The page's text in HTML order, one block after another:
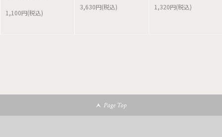
1,100円(税込)
3,630円(税込) 1,320円(税込)
Page Top